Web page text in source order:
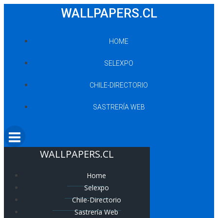
WALLPAPERS.CL
HOME
SELEXPO
CHILE-DIRECTORIO
SASTRERÍA WEB
WALLPAPERS.CL
Home
Selexpo
Chile-Directorio
Sastrería Web